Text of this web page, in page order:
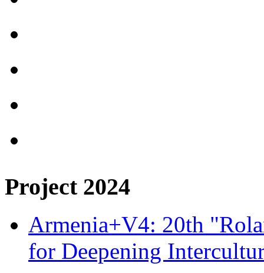
Project 2024
Armenia+V4: 20th
for Deepening